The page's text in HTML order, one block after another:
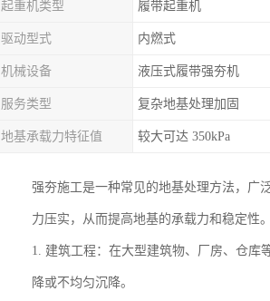
起重机类型 履带起重机
驱动型式 内燃式
机械设备 液压式履带强夯机
服务类型 复杂地基处理加固
地基承载力特征值 较大可达 350kPa
强夯施工是一种常见的地基处理方法，广
力压实，从而提高地基的承载力和稳定性
1. 建筑工程：在大型建筑物、厂房、仓库
降或不均匀沉降。